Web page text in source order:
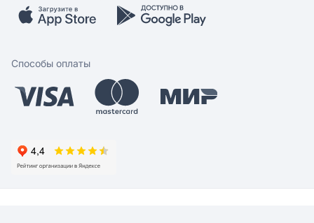
Мобильное приложение
Способы оплаты